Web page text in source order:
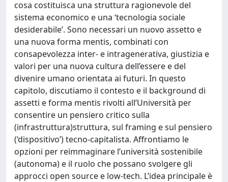
cosa costituisca una struttura ragionevole del
sistema economico e una ‘tecnologia sociale
desiderabile’. Sono necessari un nuovo assetto e
una nuova forma mentis, combinati con
consapevolezza inter- e intragenerativa, giustizia e
valori per una nuova cultura dell’essere e del
divenire umano orientata ai futuri. In questo
capitolo, discutiamo il contesto e il background di
assetti e forma mentis rivolti all’Università per
consentire un pensiero critico sulla
(infrastruttura)struttura, sul framing e sul pensiero
(‘dispositivo’) tecno-capitalista. Affrontiamo le
opzioni per reimmaginare l’università sostenibile
(autonoma) e il ruolo che possano svolgere gli
approcci open source e low-tech. L’idea principale è